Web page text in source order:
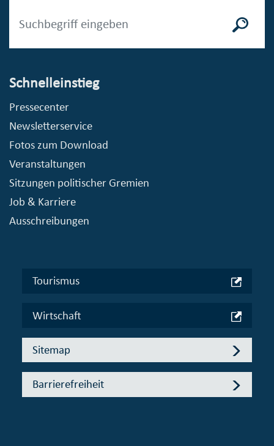
Schnelleinstieg
Pressecenter
Newsletterservice
Fotos zum Download
Veranstaltungen
Sitzungen politischer Gremien
Job & Karriere
Ausschreibungen
Tourismus
Wirtschaft
Sitemap
Barrierefreiheit